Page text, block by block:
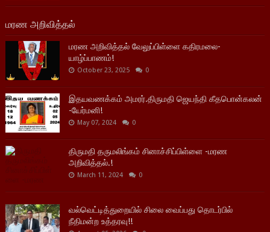
மரண அறிவித்தல்
மரண அறிவித்தல் வேலுப்பிள்ளை கதிரமலை-
யாழ்ப்பாணம்!
October 23, 2025 0
இதயவணக்கம் அமரர்.திருமதி ஜெயந்தி கீதபொன்கலன்
-யேர்மனி!
May 07, 2024 0
திருமதி தருமலிங்கம் சினாச்சிப்பிள்ளை -மரண
அறிவித்தல்.!
March 11, 2024 0
வல்வெட்டித்துறையில் சிலை வைப்பது தொடர்பில்
நீதிமன்ற உத்தரவு!!